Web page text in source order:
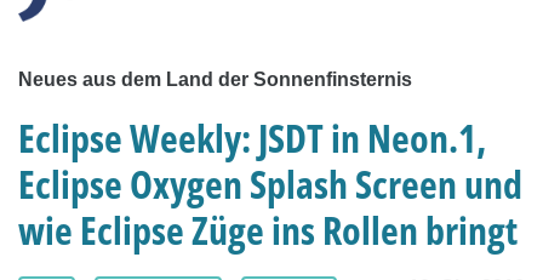
Neues aus dem Land der Sonnenfinsternis
Eclipse Weekly: JSDT in Neon.1,
Eclipse Oxygen Splash Screen und
wie Eclipse Züge ins Rollen bringt